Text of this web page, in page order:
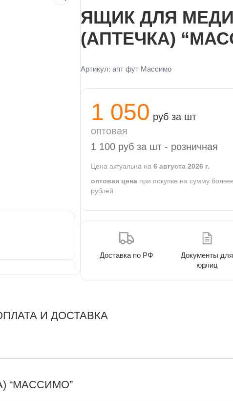
ЯЩИК ДЛЯ
(АПТЕЧКА)
Артикул: апт фут Массимо
1 050 руб за шт
оптовая
1 100 руб за шт - розничная
Цена актуальна на6 августа 2026 г.
оптовая цена при покупке на сумму
рублей
Доставка по РФ
Документы для
юрлиц
И ДОСТАВКА
“МАССИМО”